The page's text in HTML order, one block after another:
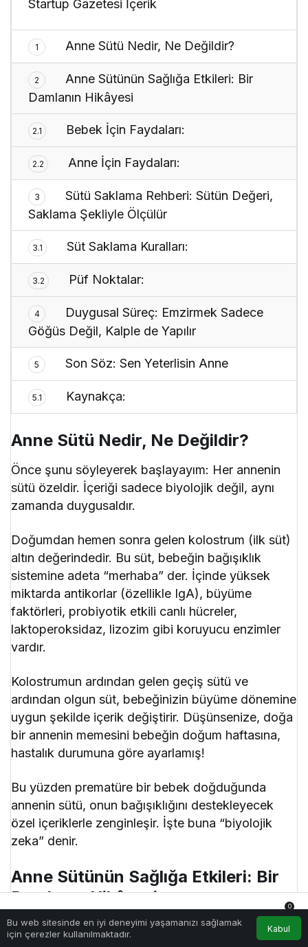
Startup Gazetesi İçerik
1 Anne Sütü Nedir, Ne Değildir?
2
Anne Sütünün Sağlığa Etkileri: Bir
Damlanın Hikâyesi
2.1 Bebek İçin Faydaları:
2.2 Anne İçin Faydaları:
3
Sütü Saklama Rehberi: Sütün Değeri,
Saklama Şekliyle Ölçülür
3.1 Süt Saklama Kuralları:
3.2 Püf Noktalar:
4
Duygusal Süreç: Emzirmek Sadece
Göğüs Değil, Kalple de Yapılır
5 Son Söz: Sen Yeterlisin Anne
5.1 Kaynakça:
Anne Sütü Nedir, Ne Değildir?
Önce şunu söyleyerek başlayayım: Her annenin
sütü özeldir. İçeriği sadece biyolojik değil, aynı
zamanda duygusaldır.
Doğumdan hemen sonra gelen kolostrum (ilk süt)
altın değerindedir. Bu süt, bebeğin bağışıklık
sistemine adeta “merhaba” der. İçinde yüksek
miktarda antikorlar (özellikle IgA), büyüme
faktörleri, probiyotik etkili canlı hücreler,
laktoperoksidaz, lizozim gibi koruyucu enzimler
vardır.
Kolostrumun ardından gelen geçiş sütü ve
ardından olgun süt, bebeğinizin büyüme dönemine
uygun şekilde içerik değiştirir. Düşünsenize, doğa
bir annenin memesini bebeğin doğum haftasına,
hastalık durumuna göre ayarlamış!
Bu yüzden prematüre bir bebek doğduğunda
annenin sütü, onun bağışıklığını destekleyecek
özel içeriklerle zenginleşir. İşte buna “biyolojik
zeka” denir.
Anne Sütünün Sağlığa Etkileri: Bir
Damlanın Hikâyesi
Peki anne sütü neden bu kadar değerli? Hadi
Bu web sitesinde en iyi deneyimi yaşamanızı sağlamak
için çerezler kullanılmaktadır.
Kabul
Anasayfa Akış Hesabım Bildirimler
0